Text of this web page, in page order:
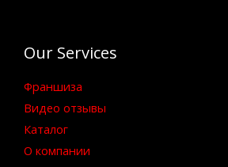
Our Services
Франшиза
Видео отзывы
Каталог
О компании